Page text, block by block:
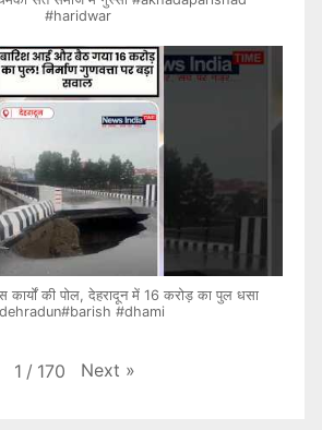
#haridwar
कार्यों की पोल, देहरादून में 16 करोड़ का पुल धसा
#dhami
1 / 170 Next »